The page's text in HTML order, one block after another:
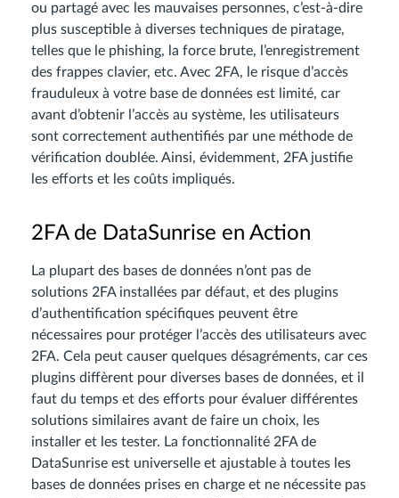
ou partagé avec les mauvaises personnes, c’est-à-dire
plus susceptible à diverses techniques de piratage,
telles que le phishing, la force brute, l’enregistrement
des frappes clavier, etc. Avec 2FA, le risque d’accès
frauduleux à votre base de données est limité, car
avant d’obtenir l’accès au système, les utilisateurs
sont correctement authentifiés par une méthode de
vérification doublée. Ainsi, évidemment, 2FA justifie
les efforts et les coûts impliqués.
2FA de DataSunrise en Action
La plupart des bases de données n’ont pas de
solutions 2FA installées par défaut, et des plugins
d’authentification spécifiques peuvent être
nécessaires pour protéger l’accès des utilisateurs avec
2FA. Cela peut causer quelques désagréments, car ces
plugins diffèrent pour diverses bases de données, et il
faut du temps et des efforts pour évaluer différentes
solutions similaires avant de faire un choix, les
installer et les tester. La fonctionnalité 2FA de
DataSunrise est universelle et ajustable à toutes les
bases de données prises en charge et ne nécessite pas